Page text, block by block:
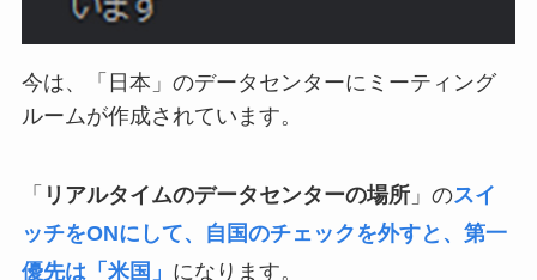
今は、「日本」のデータセンターにミーティング
ルームが作成されています。
「 リアルタイムのデータセンターの場所」のスイ
ッチをONにして、自国のチェックを外すと、第一
優先は「米国」 になります。